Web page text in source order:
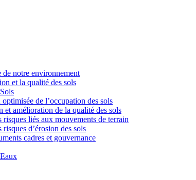
de notre environnement
et la qualité des sols
de l’occupation des sols
et amélioration de la qualité des sols
risques liés aux mouvements de terrain
d’érosion des sols
cadres et gouvernance